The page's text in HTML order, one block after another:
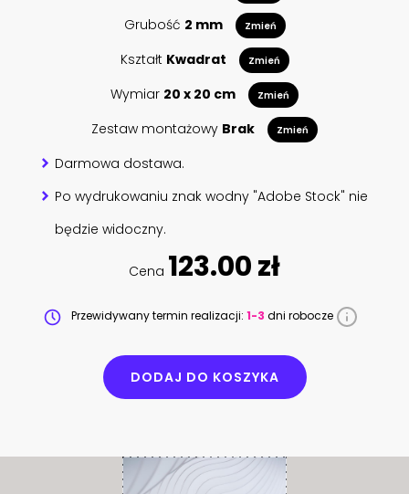
Grubość 2 mm Zmień
Kształt Kwadrat Zmień
Wymiar 20 x 20 cm Zmień
Zestaw montażowy Brak Zmień
Darmowa dostawa.
Po wydrukowaniu znak wodny "Adobe Stock" nie
będzie widoczny.
Cena 123.00 zł
Przewidywany termin realizacji: 1-3 dni robocze
DODAJ DO KOSZYKA